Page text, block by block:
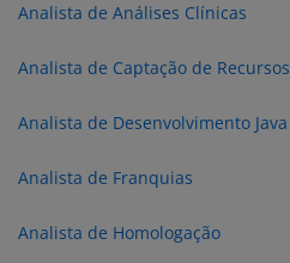
Analista de Análises Clínicas
Analista de Captação de Recursos
Analista de Desenvolvimento Java
Analista de Franquias
Analista de Homologação